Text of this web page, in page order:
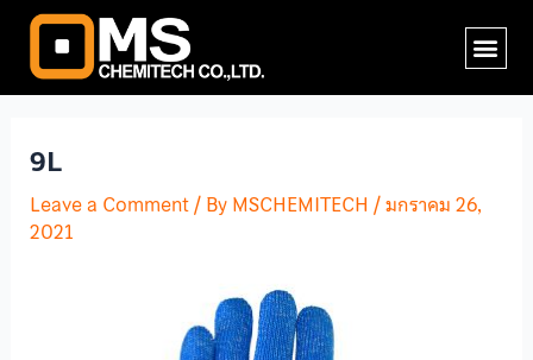
Skip
content
9L
Leave a Comment/ ByMSCHEMITECH /มกราคม 26,
2021
Post
navigation